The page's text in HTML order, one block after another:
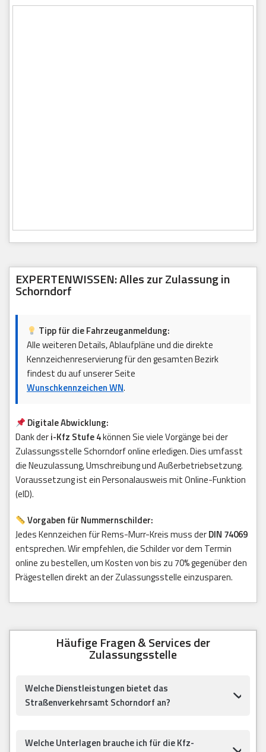
EXPERTENWISSEN: Alles zur Zulassung in
Schorndorf
Tipp für die Fahrzeuganmeldung:
Alle weiteren Details, Ablaufpläne und die direkte
Kennzeichenreservierung für den gesamten Bezirk
findest du auf unserer Seite
Wunschkennzeichen WN.
Digitale Abwicklung:
Dank deri-Kfz Stufe 4können Sie viele Vorgänge bei der
Zulassungsstelle Schorndorf online erledigen. Dies umfasst
die Neuzulassung, Umschreibung und Außerbetriebsetzung.
Voraussetzung ist ein Personalausweis mit Online-Funktion
(eID).
Vorgaben für Nummernschilder:
Jedes Kennzeichen für Rems-Murr-Kreis muss derDIN 74069
entsprechen. Wir empfehlen, die Schilder vor dem Termin
online zu bestellen, um Kosten von bis zu 70% gegenüber den
Prägestellen direkt an der Zulassungsstelle einzusparen.
Häufige Fragen & Services der
Zulassungsstelle
Welche Dienstleistungen bietet das
Straßenverkehrsamt Schorndorf an?
Welche Unterlagen brauche ich für die Kfz-